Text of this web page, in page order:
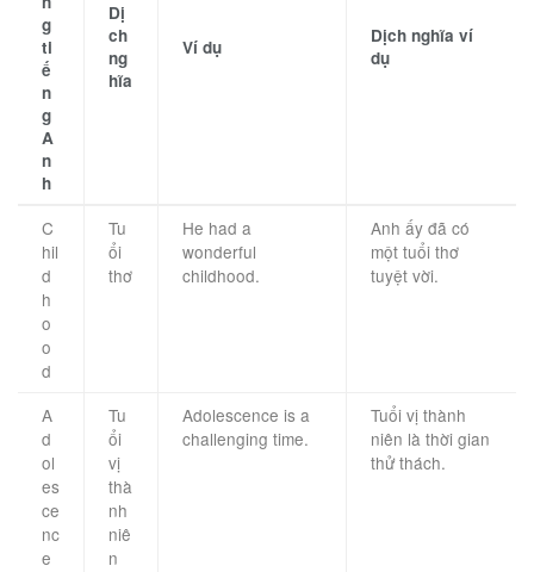
g
ti
ế
n
g
A
n
h
Dị
ch
ng
hĩa
Ví dụ
Dịch nghĩa ví
dụ
C
hil
d
h
o
o
d
Tu
ổi
thơ
He had a
wonderful
childhood.
Anh ấy đã có
một tuổi thơ
tuyệt vời.
A
d
ol
es
ce
nc
e
Tu
ổi
vị
thà
nh
niê
n
Adolescence is a
challenging time.
Tuổi vị thành
niên là thời gian
thử thách.